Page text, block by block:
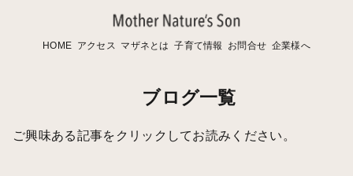
HOME アクセス マザネとは 子育て情報 お問合せ 企業様へ
ブログ一覧
ご興味ある記事をクリックしてお読みください。